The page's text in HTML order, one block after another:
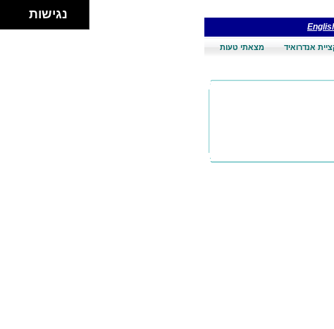
אנדרואיד מצאתי טעות
נגישות